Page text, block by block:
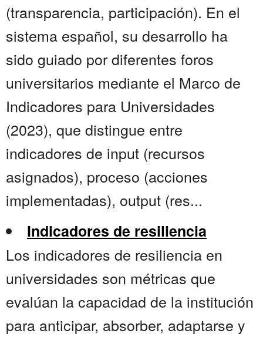
(transparencia, participación). En el
sistema español, su desarrollo ha
sido guiado por diferentes foros
universitarios mediante el Marco de
Indicadores para Universidades
(2023), que distingue entre
indicadores de input (recursos
asignados), proceso (acciones
implementadas), output (res...
Indicadores de resiliencia
Los indicadores de resiliencia en
universidades son métricas que
evalúan la capacidad de la institución
para anticipar, absorber, adaptarse y